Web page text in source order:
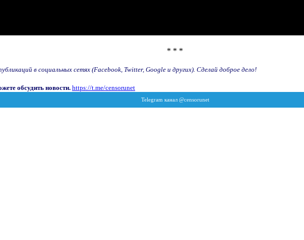
* * *
в социальных сетях (Facebook, Twitter, Google и других). Сделай доброе дело!
обсудить новости. https://t.me/censorunet